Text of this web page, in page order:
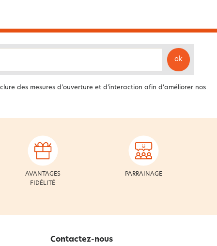
ok
des mesures d’ouverture et d’interaction afin d’améliorer nos
AVANTAGES
FIDÉLITÉ
PARRAINAGE
Contactez-nous